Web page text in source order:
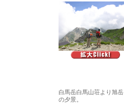
白馬岳白馬山荘より旭岳
の夕景。